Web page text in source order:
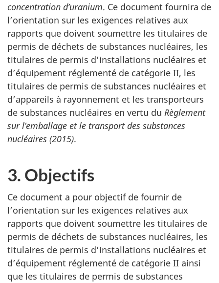
concentration d’uranium. Ce document fournira de
l’orientation sur les exigences relatives aux
rapports que doivent soumettre les titulaires de
permis de déchets de substances nucléaires, les
titulaires de permis d’installations nucléaires et
d’équipement réglementé de catégorie II, les
titulaires de permis de substances nucléaires et
d’appareils à rayonnement et les transporteurs
de substances nucléaires en vertu du Règlement
sur l’emballage et le transport des substances
nucléaires (2015).
3. Objectifs
Ce document a pour objectif de fournir de
l’orientation sur les exigences relatives aux
rapports que doivent soumettre les titulaires de
permis de déchets de substances nucléaires, les
titulaires de permis d’installations nucléaires et
d’équipement réglementé de catégorie II ainsi
que les titulaires de permis de substances